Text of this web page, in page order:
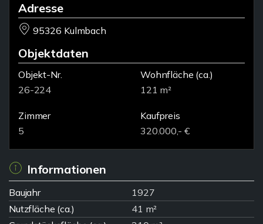
Adresse
95326 Kulmbach
Objektdaten
Objekt-Nr.
26-224
Wohnfläche (ca.)
121 m²
Zimmer
5
Kaufpreis
320.000,- €
Informationen
Baujahr
1927
Nutzfläche (ca.)
41 m²